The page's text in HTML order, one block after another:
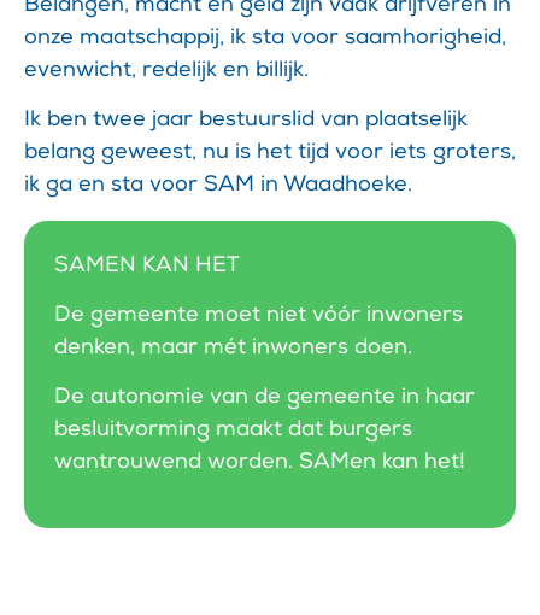
Belangen, macht en geld zijn vaak drijfveren in
onze maatschappij, ik sta voor saamhorigheid,
evenwicht, redelijk en billijk.
Ik ben twee jaar bestuurslid van plaatselijk
belang geweest, nu is het tijd voor iets groters,
ik ga en sta voor SAM in Waadhoeke.
SAMEN KAN HET
De gemeente moet niet vóór inwoners
denken, maar mét inwoners doen.
De autonomie van de gemeente in haar
besluitvorming maakt dat burgers
wantrouwend worden. SAMen kan het!